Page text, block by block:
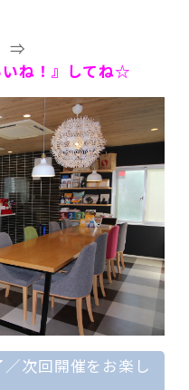
⇒
いね！』してね☆
次回開催をお楽し